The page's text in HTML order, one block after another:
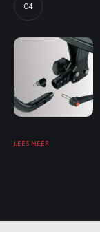
04
LEES MEER